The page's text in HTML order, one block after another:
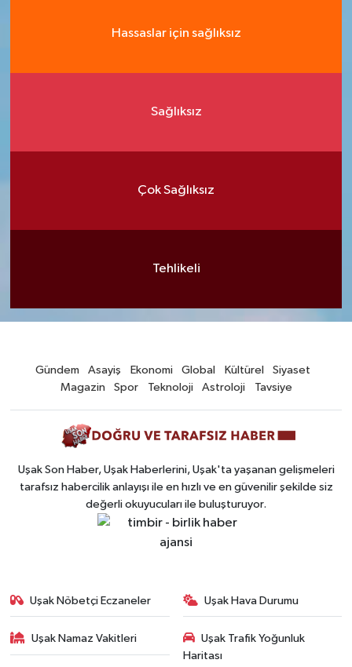
Hassaslar için sağlıksız
Sağlıksız
Çok Sağlıksız
Tehlikeli
Gündem Asayiş Ekonomi Global Kültürel
Siyaset
Magazin
Spor Teknoloji Astroloji Tavsiye
Uşak Son Haber, Uşak Haberlerini, Uşak'ta yaşanan gelişmeleri
tarafsız habercilik anlayışı ile en hızlı ve en güvenilir şekilde siz
değerli okuyucuları ile buluşturuyor.
Uşak Nöbetçi Eczaneler Uşak Hava Durumu
Uşak Namaz Vakitleri
Uşak Trafik Yoğunluk
Haritası